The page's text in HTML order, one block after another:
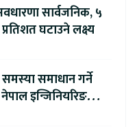
सार्वजनिक, ५
घटाउने लक्ष्य
समस्या समाधान गर्ने
इन्जिनियरिङ